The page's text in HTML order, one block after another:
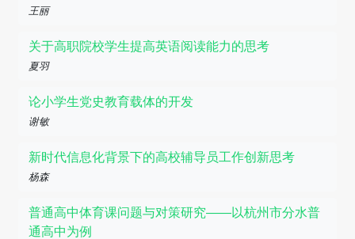
王丽
关于高职院校学生提高英语阅读能力的思考
夏羽
论小学生党史教育载体的开发
谢敏
新时代信息化背景下的高校辅导员工作创新思考
杨森
普通高中体育课问题与对策研究——以杭州市分水普
通高中为例